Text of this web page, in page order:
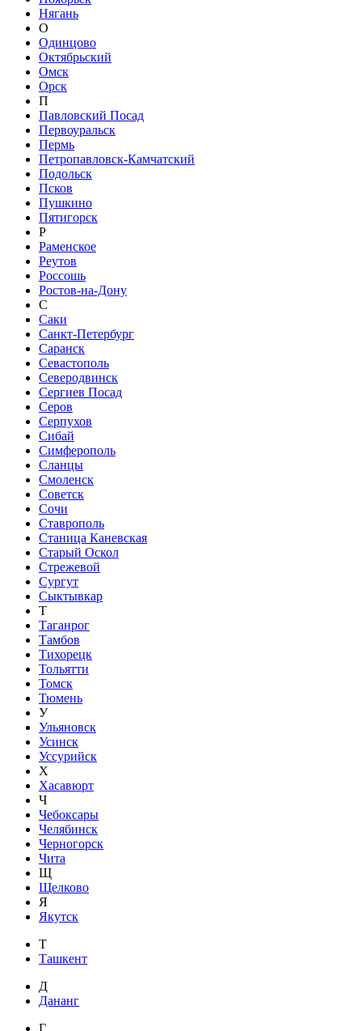
Нягань
О
Одинцово
Октябрьский
Омск
Орск
П
Павловский Посад
Первоуральск
Пермь
Петропавловск-Камчатский
Подольск
Псков
Пушкино
Пятигорск
Р
Раменское
Реутов
Россошь
Ростов-на-Дону
С
Саки
Санкт-Петербург
Саранск
Севастополь
Северодвинск
Сергиев Посад
Серов
Серпухов
Сибай
Симферополь
Сланцы
Смоленск
Советск
Сочи
Ставрополь
Станица Каневская
Старый Оскол
Стрежевой
Сургут
Сыктывкар
Т
Таганрог
Тамбов
Тихорецк
Тольятти
Томск
Тюмень
У
Ульяновск
Усинск
Уссурийск
Х
Хасавюрт
Ч
Чебоксары
Челябинск
Черногорск
Чита
Щ
Щелково
Я
Якутск
Т
Ташкент
Д
Дананг
Г